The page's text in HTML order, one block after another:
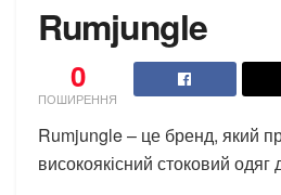
Rumjungle
0
ПОШИРЕННЯ
Rumjungle – це бренд, який
високоякісний стоковий одяг